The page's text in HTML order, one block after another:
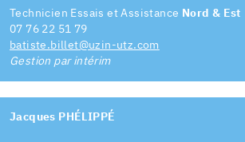
Technicien Essais et Assistance Nord & Est
07 76 22 51 79
batiste.billet@uzin-utz.com
Gestion par intérim
Jacques PHÉLIPPÉ